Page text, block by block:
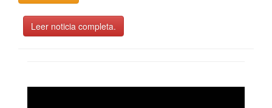
Leer noticia completa.